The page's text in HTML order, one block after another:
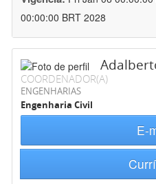
00:00:00 BRT 2028
COORDENADOR(A)
ENGENHARIAS
Engenharia Civil
E-